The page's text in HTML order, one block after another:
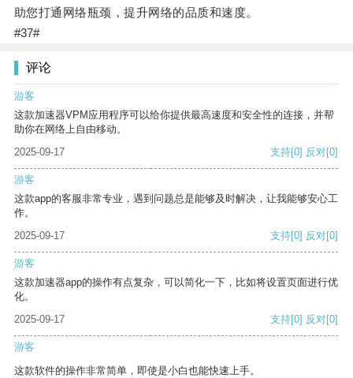
助您打通网络瓶颈，提升网络的品质和速度。
#37#
评论
游客
这款加速器VPM应用程序可以给你提供最高速度和安全性的连接，并帮
助你在网络上自由移动。
2025-09-17
支持[0] 反对[0]
游客
这款app的客服非常专业，遇到问题总是能够及时解决，让我能够安心工
作。
2025-09-17
支持[0] 反对[0]
游客
这款加速器app的操作有点复杂，可以简化一下，比如将设置页面进行优
化。
2025-09-17
支持[0] 反对[0]
游客
这款软件的操作非常简单，即使是小白也能快速上手。